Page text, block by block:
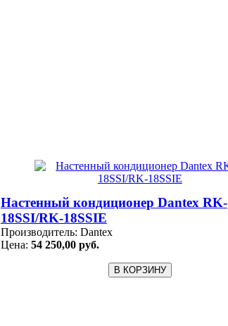
Настенный кондиционер Dantex RK-
18SSI/RK-18SSIЕ
Производитель: Dantex
Цена: 54 250,00 руб.